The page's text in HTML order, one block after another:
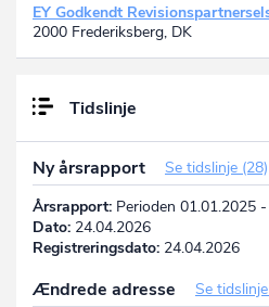
EY Godkendt
2000 Frederiksberg, DK
Tidslinje
Ny årsrapport
Se tidslinje (28)
Årsrapport: Perioden 01.01.2025
Dato: 24.04.2026
Registreringsdato: 24.04.2026
Ændrede adresse
Se